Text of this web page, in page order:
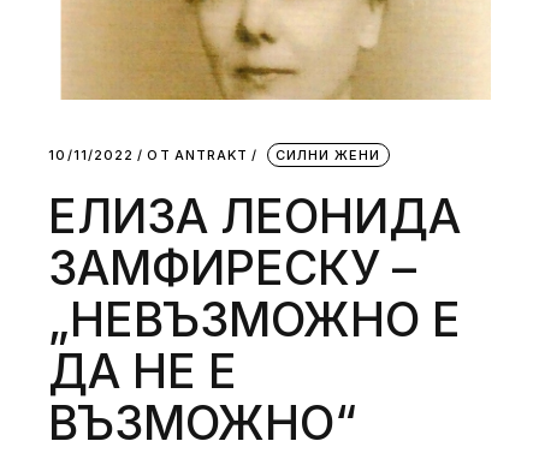
10/11/2022 ОТ АNTRAKT СИЛНИ ЖЕНИ
EЛИЗА ЛЕОНИДА
ЗАМФИРЕСКУ –
„НЕВЪЗМОЖНО Е
ДА НЕ Е
ВЪЗМОЖНО“